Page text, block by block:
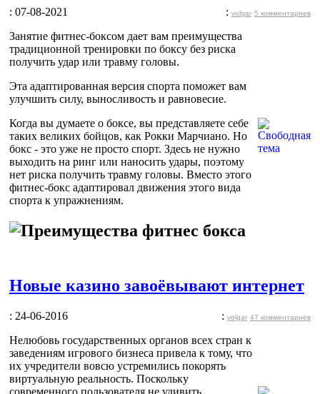
: 07-08-2021 : volgar 5 комментариев
Занятие фитнес-боксом дает вам преимущества
традиционной тренировки по боксу без риска
получить удар или травму головы.
Эта адаптированная версия спорта поможет вам
улучшить силу, выносливость и равновесие.
Когда вы думаете о боксе, вы представляете себе
таких великих бойцов, как Рокки Марчиано. Но
бокс - это уже не просто спорт. Здесь не нужно
выходить на ринг или наносить удары, поэтому
нет риска получить травму головы. Вместо этого
фитнес-бокс адаптировал движения этого вида
спорта к упражнениям.
Новые казино завоёвывают интернет
: 24-06-2016 : volgar 47 комментариев
Нелюбовь государственных органов всех стран к
заведениям игрового бизнеса привела к тому, что
их учредители вовсю устремились покорять
виртуальную реальность. Поскольку
современного пользователя не удивить